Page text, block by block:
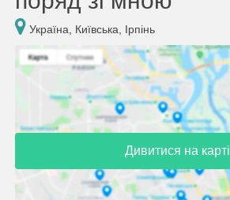
Україна, Київська, Ірпінь
Дивитися на карті